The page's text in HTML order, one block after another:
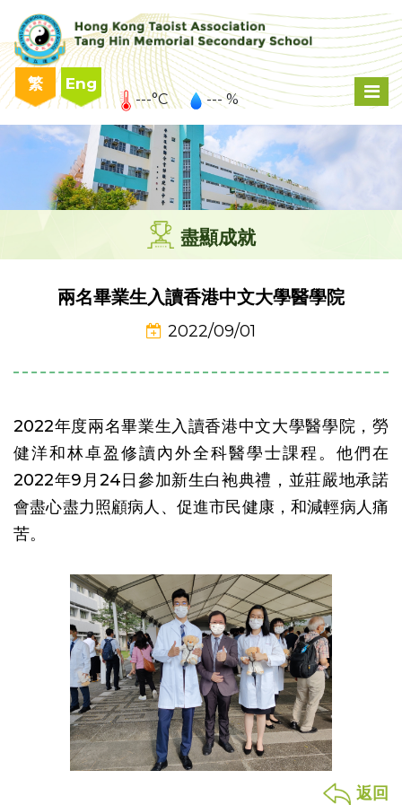
繁 Eng
---°C --- %
盡顯成就
兩名畢業生入讀香港中文大學醫學院
2022/09/01
2022年度兩名畢業生入讀香港中文大學醫學院，勞
健洋和林卓盈修讀內外全科醫學士課程。他們在
2022年9月24日參加新生白袍典禮，並莊嚴地承諾
會盡心盡力照顧病人、促進市民健康，和減輕病人痛
苦。
返回